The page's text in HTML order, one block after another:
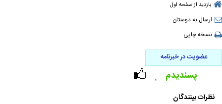
بازدید از صفحه اول
ارسال به دوستان
نسخه چاپی
عضویت در خبرنامه
۰ پسندیدم
نظرات بینندگان